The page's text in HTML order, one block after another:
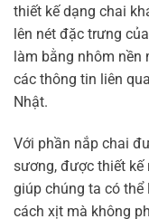
thiết kế dạng chai
lên nét đặc trưng
làm bằng nhôm
các thông tin liên
Nhật.
Với phần nắp chai
sương, được thiết
giúp chúng ta có thể
cách xịt mà không